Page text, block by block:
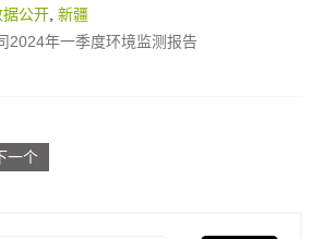
公开 新疆
2024年一季度环境监测报告
一个